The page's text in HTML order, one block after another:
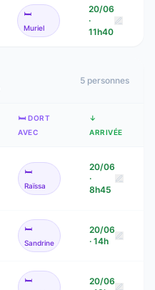
🛏️
Muriel
20/06
·
11h40
5 personnes
🛏️ DORT
AVEC
↓
ARRIVÉE
🛏️
Raïssa
20/06
·
8h45
🛏️
Sandrine
20/06
· 14h
🛏️
20/06